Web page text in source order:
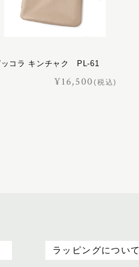
ッコラ キンチャク PL-61
¥16,500(税込)
ラッピングについて